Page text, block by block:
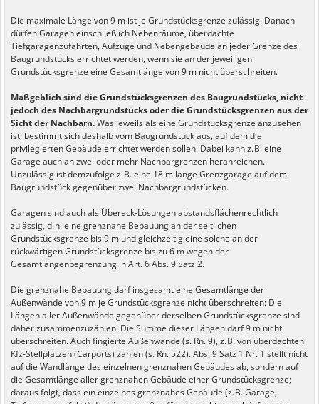
Die maximale Länge von 9 m ist je Grundstücksgrenze zulässig. Danach
dürfen Garagen einschließlich Nebenräume, überdachte
Tiefgaragenzufahrten, Aufzüge und Nebengebäude an jeder Grenze des
Baugrundstücks errichtet werden, wenn sie an der jeweiligen
Grundstücksgrenze eine Gesamtlänge von 9 m nicht überschreiten.
Maßgeblich sind die Grundstücksgrenzen des Baugrundstücks, nicht
jedoch des Nachbargrundstücks oder die Grundstücksgrenzen aus der
Sicht der Nachbarn.Was jeweils als eine Grundstücksgrenze anzusehen
ist, bestimmt sich deshalb vom Baugrundstück aus, auf dem die
privilegierten Gebäude errichtet werden sollen. Dabei kann z. B. eine
Garage auch an zwei oder mehr Nachbargrenzen heranreichen.
Unzulässig ist demzufolge z. B. eine 18 m lange Grenzgarage auf dem
Baugrundstück gegenüber zwei Nachbargrundstücken.
Garagen sind auch als Übereck-Lösungen abstandsflächenrechtlich
zulässig, d. h. eine grenznahe Bebauung an der seitlichen
Grundstücksgrenze bis 9 m und gleichzeitig eine solche an der
rückwärtigen Grundstücksgrenze bis zu 6 m wegen der
Gesamtlängenbegrenzung in Art. 6 Abs. 9 Satz 2.
Die grenznahe Bebauung darf insgesamt eine Gesamtlänge der
Außenwände von 9 m je Grundstücksgrenze nicht überschreiten: Die
Längen aller Außenwände gegenüber derselben Grundstücksgrenze sind
daher zusammenzuzählen. Die Summe dieser Längen darf 9 m nicht
überschreiten. Auch fingierte Außenwände (s. Rn. 9), z. B. von überdachten
Kfz-Stellplätzen (Carports) zählen (s. Rn. 522). Abs. 9 Satz 1 Nr. 1 stellt nicht
auf die Wandlänge des einzelnen grenznahen Gebäudes ab, sondern auf
die Gesamtlänge aller grenznahen Gebäude einer Grundstücksgrenze;
daraus folgt, dass ein einzelnes grenznahes Gebäude (z. B. Garage,